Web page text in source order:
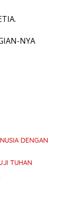
NYA
DENGAN
TUHAN